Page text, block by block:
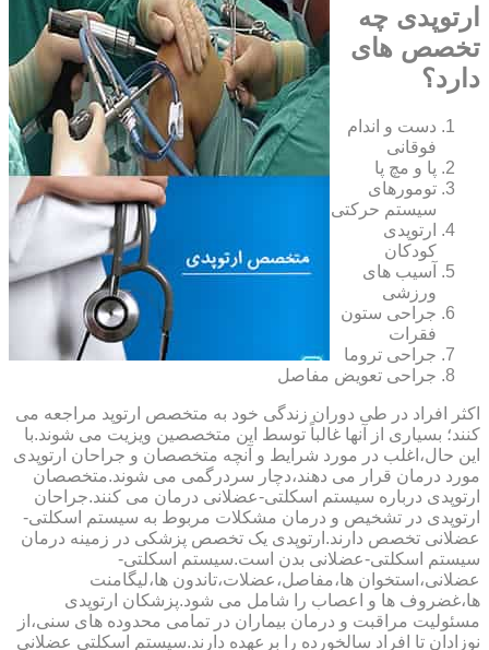
ارتوپدی چه
تخصص های
دارد؟
دست و اندام
فوقانی
پا و مچ پا
تومورهای
سیستم حرکتی
ارتوپدی
کودکان
آسیب های
ورزشی
جراحی ستون
فقرات
جراحی تروما
جراحی تعویض مفاصل
اکثر افراد در طی دوران زندگی خود به متخصص ارتوپد مراجعه می
کنند؛ بسیاری از آنها غالباً توسط این متخصصین ویزیت می شوند.با
این حال،اغلب در مورد شرایط و آنچه متخصصان و جراحان ارتوپدی
مورد درمان قرار می دهند،دچار سردرگمی می شوند.متخصصان
ارتوپدی درباره سیستم اسکلتی-عضلانی درمان می کنند.جراحان
ارتوپدی در تشخیص و درمان مشکلات مربوط به سیستم اسکلتی-
عضلانی تخصص دارند.ارتوپدی یک تخصص پزشکی در زمینه درمان
سیستم اسکلتی-عضلانی بدن است.سیستم اسکلتی-
عضلانی،استخوان ها،مفاصل،عضلات،تاندون ها،لیگامنت
ها،غضروف ها و اعصاب را شامل می شود.پزشکان ارتوپدی
مسئولیت مراقبت و درمان بیماران در تمامی محدوده های سنی،از
نوزادان تا افراد سالخورده را برعهده دارند.سیستم اسکلتی عضلانی